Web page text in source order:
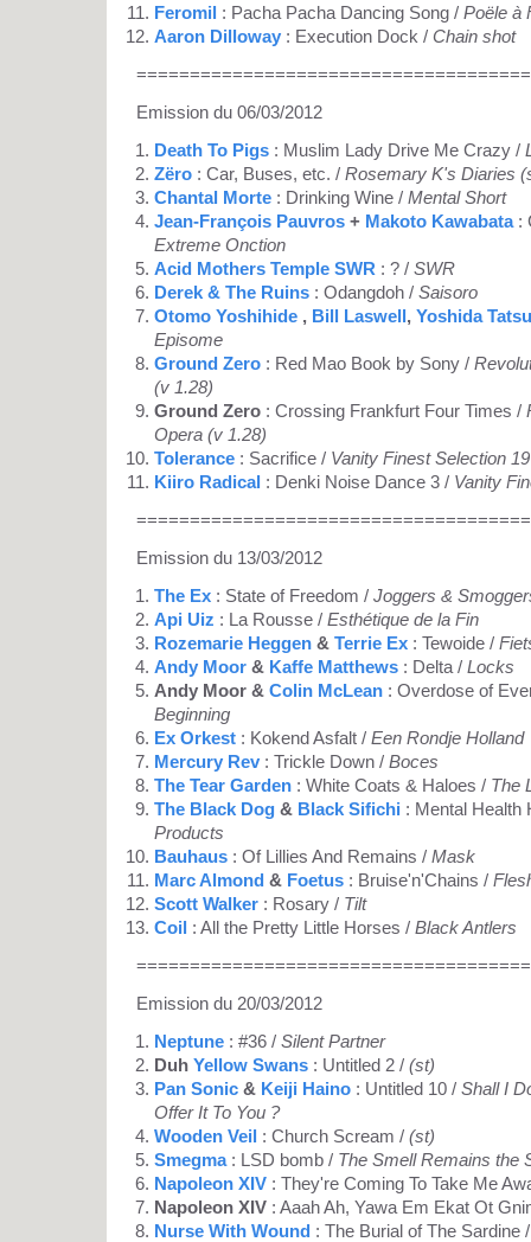
Feromil : Pacha Pacha Dancing Song / Poële à
Aaron Dilloway : Execution Dock / Chain shot
Emission du 06/03/2012
Death To Pigs : Muslim Lady Drive Me Crazy /
Zëro : Car, Buses, etc. / Rosemary K's Diaries
Chantal Morte : Drinking Wine / Mental Short
Jean-François Pauvros + Makoto Kawabata:
Extreme Onction
Acid Mothers Temple SWR : ? / SWR
Derek & The Ruins : Odangdoh / Saisoro
Otomo Yoshihide , Bill Laswell, Yoshida
Episome
Ground Zero : Red Mao Book by Sony /
(v 1.28)
Ground Zero : Crossing Frankfurt Four Times /
Opera (v 1.28)
Tolerance : Sacrifice / Vanity Finest Selection
Kiiro Radical : Denki Noise Dance 3 / Vanity
Emission du 13/03/2012
The Ex : State of Freedom / Joggers &
Api Uiz : La Rousse / Esthétique de la Fin
Rozemarie Heggen & Terrie Ex : Tewoide /
Andy Moor & Kaffe Matthews : Delta / Locks
Andy Moor & Colin McLean : Overdose of
Beginning
Ex Orkest : Kokend Asfalt / Een Rondje Holland
Mercury Rev : Trickle Down / Boces
The Tear Garden : White Coats & Haloes / The
The Black Dog & Black Sifichi : Mental Health
Products
Bauhaus : Of Lillies And Remains / Mask
Marc Almond & Foetus : Bruise'n'Chains /
Scott Walker : Rosary / Tilt
Coil : All the Pretty Little Horses / Black Antlers
Emission du 20/03/2012
Neptune : #36 / Silent Partner
Duh Yellow Swans : Untitled 2 / (st)
Pan Sonic & Keiji Haino : Untitled 10 / Shall I
Offer It To You ?
Wooden Veil : Church Scream / (st)
Smegma: LSD bomb / The Smell Remains the
Napoleon XIV : They're Coming To Take Me
Napoleon XIV : Aaah Ah, Yawa Em Ekat Ot
Nurse With Wound : The Burial of The Sardine